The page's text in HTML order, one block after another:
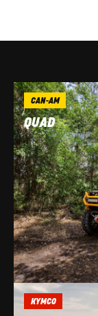
CAN-AM
QUAD
KYMCO